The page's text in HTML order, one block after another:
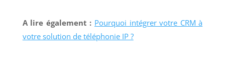
A lire également : Pourquoi intégrer votre CRM à
votre solution de téléphonie IP ?